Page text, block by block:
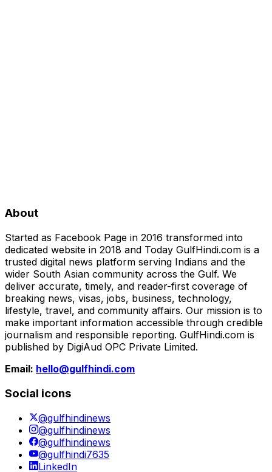
About
Started as Facebook Page in 2016 transformed into
dedicated website in 2018 and Today GulfHindi.com is a
trusted digital news platform serving Indians and the
wider South Asian community across the Gulf. We
deliver accurate, timely, and reader-first coverage of
breaking news, visas, jobs, business, technology,
lifestyle, travel, and community affairs. Our mission is to
make important information accessible through credible
journalism and responsible reporting. GulfHindi.com is
published by DigiAud OPC Private Limited.
Email: hello@gulfhindi.com
Social icons
@gulfhindinews
@gulfhindinews
@gulfhindinews
@gulfhindi7635
LinkedIn